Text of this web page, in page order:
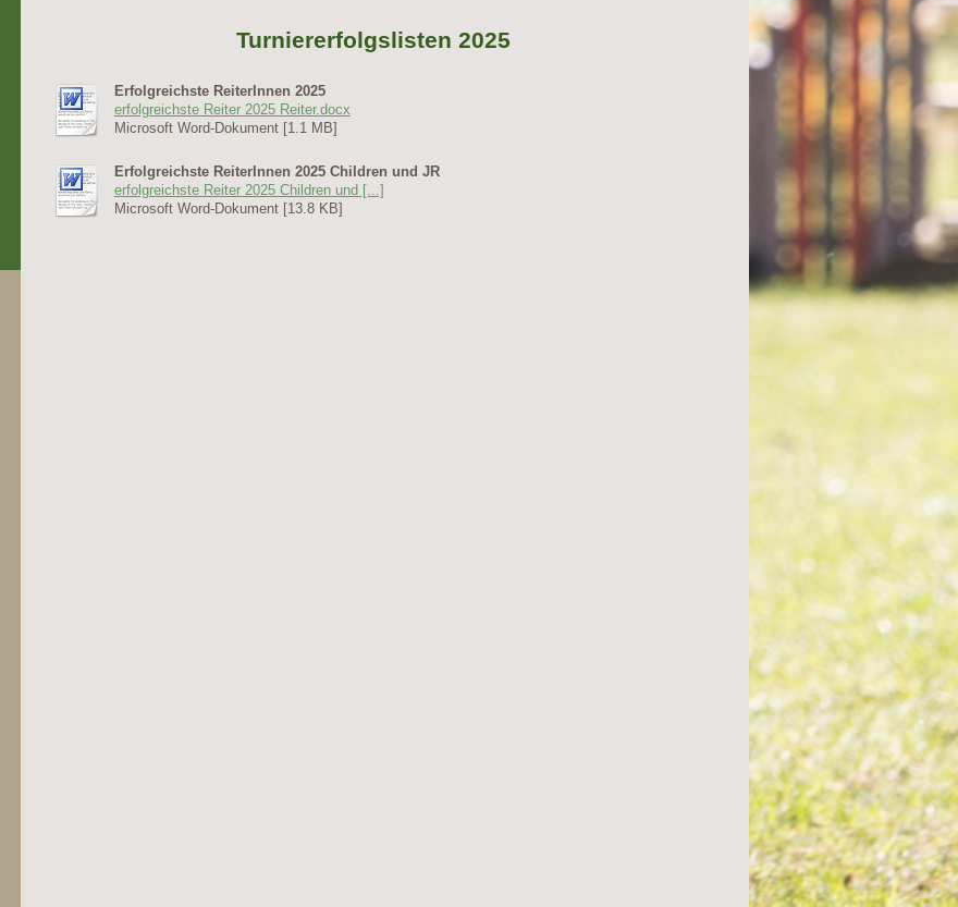
Turniererfolgslisten 2025
Erfolgreichste ReiterInnen 2025
erfolgreichste Reiter 2025 Reiter.docx
Microsoft Word-Dokument [1.1 MB]
Erfolgreichste ReiterInnen 2025 Children und JR
erfolgreichste Reiter 2025 Children und [...]
Microsoft Word-Dokument [13.8 KB]